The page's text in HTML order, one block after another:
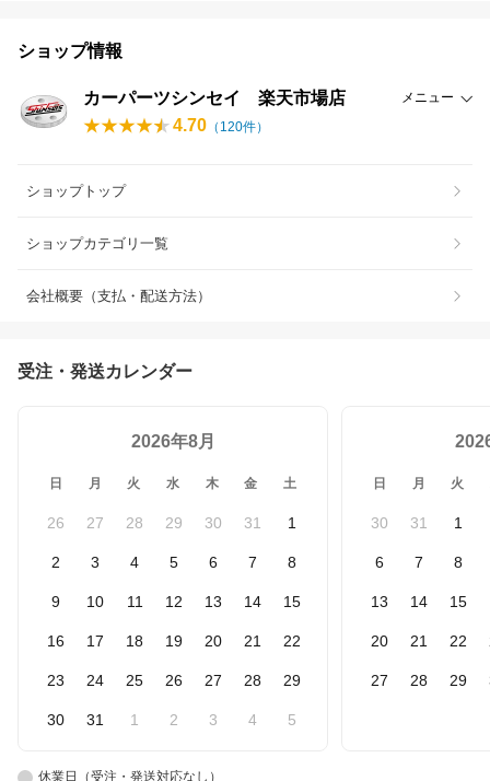
ショップ情報
カーパーツシンセイ 楽天市場店 メニュー
4.70 （ 120件）
ショップトップ
ショップカテゴリ一覧
会社概要（支払・配送方法）
受注・発送カレンダー
2026年8月
日 月 火 水 木 金 土
26 27 28 29 30 31 1
2 3 4 5 6 7 8
9 10 11 12 13 14 15
16 17 18 19 20 21 22
23 24 25 26 27 28 29
30 31 1 2 3 4 5
日 月 火
30 31 1
6 7 8
13 14 15
20 21 22
27 28 29
休業日（受注・発送対応なし）